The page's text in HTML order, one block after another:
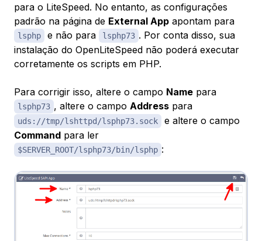
para o LiteSpeed. No entanto, as configurações
padrão na página de External App apontam para
lsphp e não para lsphp73 . Por conta disso, sua
instalação do OpenLiteSpeed não poderá executar
corretamente os scripts em PHP.
Para corrigir isso, altere o campo Name para
lsphp73 , altere o campo Address para
uds://tmp/lshttpd/lsphp73.sock
e altere o campo
Command para ler
$SERVER_ROOT/lsphp73/bin/lsphp :